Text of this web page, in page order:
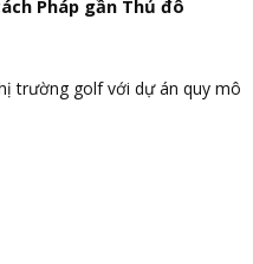
Pháp gần Thủ đô